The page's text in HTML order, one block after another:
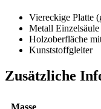
Viereckige Platte
Metall
Holzoberfläche
Kunststoffgleiter
Zusätzliche